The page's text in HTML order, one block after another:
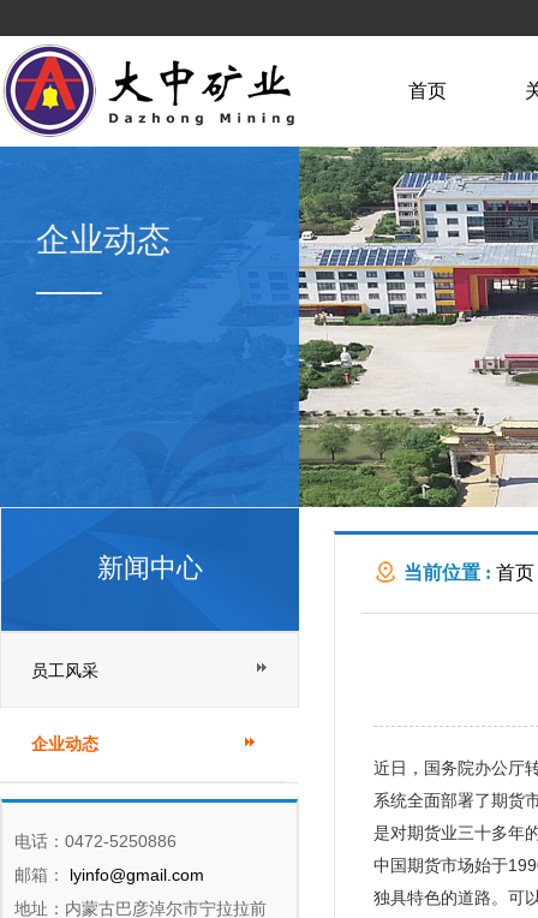
首页
企业动态
新闻中心
员工风采
企业动态
电话：0472-5250886
邮箱：
lyinfo@gmail.com
地址：内蒙古巴彦淖尔市宁拉拉前
当前位置 : 首页
近日，国务院办公厅
系统全面部署了期货
是对期货业三十多年
中国期货市场始于
独具特色的道路。可